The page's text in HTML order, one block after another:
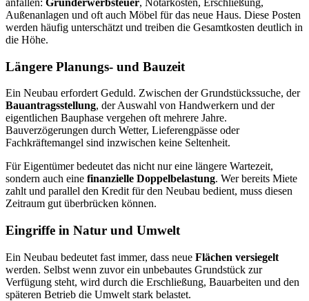
anfallen: Grunderwerbsteuer, Notarkosten, Erschließung,
Außenanlagen und oft auch Möbel für das neue Haus. Diese Posten
werden häufig unterschätzt und treiben die Gesamtkosten deutlich in
die Höhe.
Längere Planungs- und Bauzeit
Ein Neubau erfordert Geduld. Zwischen der Grundstückssuche, der
Bauantragsstellung, der Auswahl von Handwerkern und der
eigentlichen Bauphase vergehen oft mehrere Jahre.
Bauverzögerungen durch Wetter, Lieferengpässe oder
Fachkräftemangel sind inzwischen keine Seltenheit.
Für Eigentümer bedeutet das nicht nur eine längere Wartezeit,
sondern auch eine finanzielle Doppelbelastung. Wer bereits Miete
zahlt und parallel den Kredit für den Neubau bedient, muss diesen
Zeitraum gut überbrücken können.
Eingriffe in Natur und Umwelt
Ein Neubau bedeutet fast immer, dass neue Flächen versiegelt
werden. Selbst wenn zuvor ein unbebautes Grundstück zur
Verfügung steht, wird durch die Erschließung, Bauarbeiten und den
späteren Betrieb die Umwelt stark belastet.